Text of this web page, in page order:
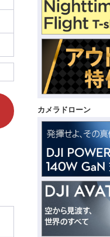
カメラドローン